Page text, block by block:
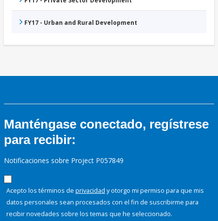
FY17 - Urban and Rural Development
Manténgase conectado, regístrese
para recibir:
Notificaciones sobre Project P057849
Acepto los términos de privacidad y otorgo mi permiso para que mis
datos personales sean procesados con el fin de suscribirme para
recibir novedades sobre los temas que he seleccionado.